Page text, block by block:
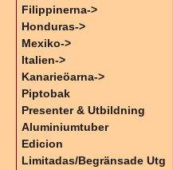
Filippinerna->
Honduras->
Mexiko->
Italien->
Kanarieöarna->
Piptobak
Presenter & Utbildning
Aluminiumtuber
Edicion
Limitadas/Begränsade Utg